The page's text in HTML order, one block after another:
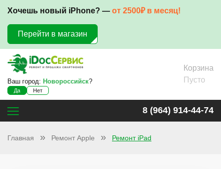
Хочешь новый iPhone? — от 2500₽ в месяц!
Перейти в магазин
Ваш город: Новороссийск?
Да Нет
Корзина
Пусто
8 (964) 914-44-74
Главная Ремонт Apple Ремонт iPad